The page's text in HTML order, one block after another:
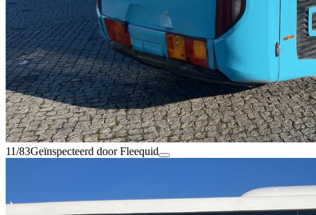
11/83Geïnspecteerd door Fleequid